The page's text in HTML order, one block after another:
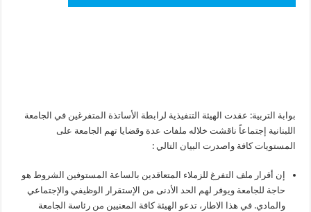
بوابة التربية: عقدت الهيئة التنفيذية لرابطة الأساتذة المتفرغين في الجامعة
اللبنانية إجتماعاً ناقشت خلاله ملفات عدة وقضايا تهم الجامعة على
المستويات كافة واصدرت البيان التالي :
إن أقرار ملف التفرغ للزملاء المتعاقدين بالساعة المستوفين الشروط هو
حاجة للجامعة ويوفر لهم الحد الأدنى من الإستقرار الوظيفي والإجتماعي
والمادي. في هذا الاطار، تدعو الهيئة كافة المعنيين من رئاسة الجامعة